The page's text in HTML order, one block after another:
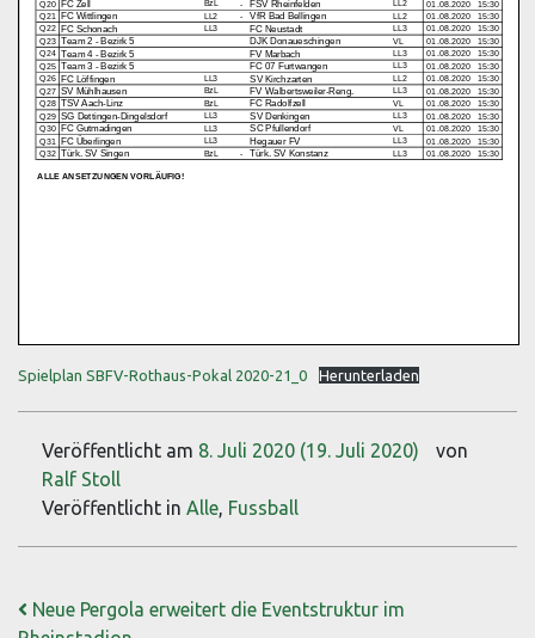
Spielplan SBFV-Rothaus-Pokal 2020-21_0 Herunterladen
Veröffentlicht am 8. Juli 2020 (19. Juli 2020)
von
Ralf Stoll
Veröffentlicht in Alle, Fussball
Beitrags-Navigation
Neue Pergola erweitert die Eventstruktur im